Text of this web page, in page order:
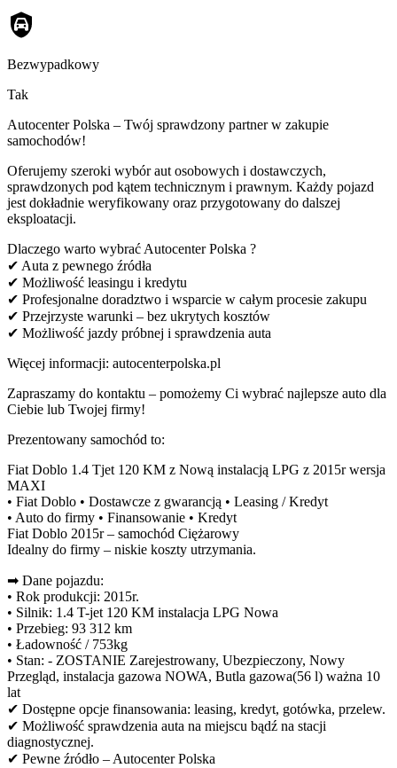
Bezwypadkowy
Tak
Autocenter Polska – Twój sprawdzony partner w zakupie
samochodów!
Oferujemy szeroki wybór aut osobowych i dostawczych,
sprawdzonych pod kątem technicznym i prawnym. Każdy pojazd
jest dokładnie weryfikowany oraz przygotowany do dalszej
eksploatacji.
Dlaczego warto wybrać Autocenter Polska ?
✔ Auta z pewnego źródła
✔ Możliwość leasingu i kredytu
✔ Profesjonalne doradztwo i wsparcie w całym procesie zakupu
✔ Przejrzyste warunki – bez ukrytych kosztów
✔ Możliwość jazdy próbnej i sprawdzenia auta
Więcej informacji: autocenterpolska.pl
Zapraszamy do kontaktu – pomożemy Ci wybrać najlepsze auto dla
Ciebie lub Twojej firmy!
Prezentowany samochód to:
Fiat Doblo 1.4 Tjet 120 KM z Nową instalacją LPG z 2015r wersja
MAXI
• Fiat Doblo • Dostawcze z gwarancją • Leasing / Kredyt
• Auto do firmy • Finansowanie • Kredyt
Fiat Doblo 2015r – samochód Ciężarowy
Idealny do firmy – niskie koszty utrzymania.
➡ Dane pojazdu:
• Rok produkcji: 2015r.
• Silnik: 1.4 T-jet 120 KM instalacja LPG Nowa
• Przebieg: 93 312 km
• Ładowność / 753kg
• Stan: - ZOSTANIE Zarejestrowany, Ubezpieczony, Nowy
Przegląd, instalacja gazowa NOWA, Butla gazowa(56 l) ważna 10
lat
✔ Dostępne opcje finansowania: leasing, kredyt, gotówka, przelew.
✔ Możliwość sprawdzenia auta na miejscu bądź na stacji
diagnostycznej.
✔ Pewne źródło – Autocenter Polska